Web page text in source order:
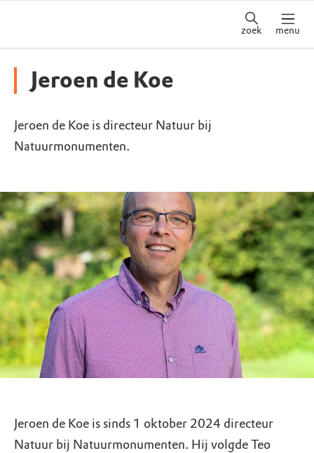
zoek menu
Jeroen de Koe
Jeroen de Koe is directeur Natuur bij
Natuurmonumenten.
Jeroen de Koe is sinds 1 oktober 2024 directeur
Natuur bij Natuurmonumenten. Hij volgde Teo